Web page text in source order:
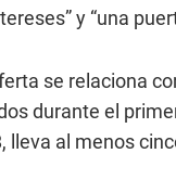
y “una
se relaciona
durante el
lleva al menos